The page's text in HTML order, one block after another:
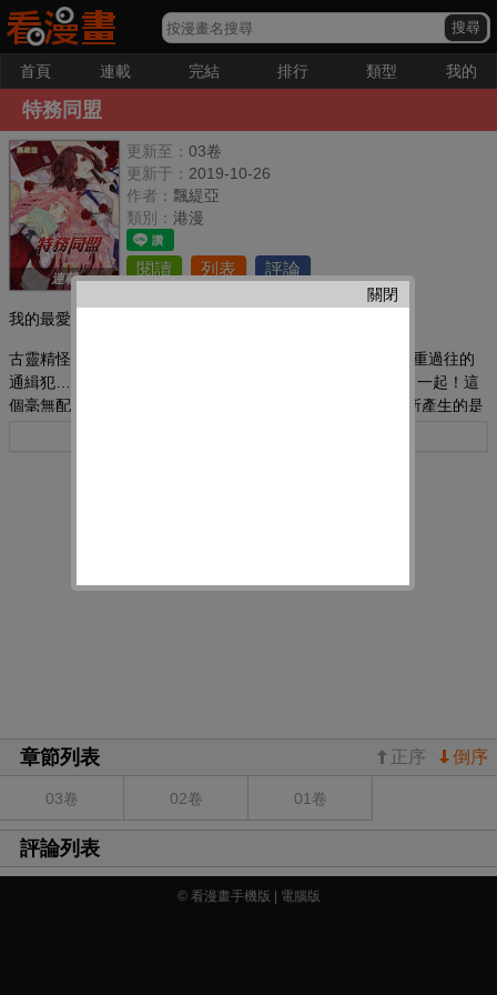
首頁 連載 完結 排行 類型 我的
特務同盟
連載
更新至： 03卷
更新于： 2019-10-26
作者： 飄緹亞
類別： 港漫
閱讀 列表 評論
我的最愛：
古靈精怪的少女、和正義感十足的熱血女警、再加上背負沉重過往的
通緝犯…各方面都有著明顯差異的他們,卻因緣際會的走到了一起！這
個毫無配合度可言的組合,在共同面對犯罪份子時,彼此之間所產生的是
章節列表 倒序
正序
03卷 02卷 01卷
評論列表
關閉
© 看漫畫手機版 | 電腦版